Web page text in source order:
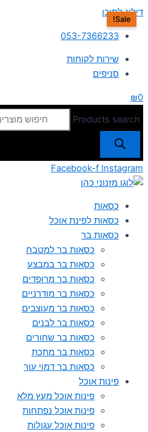
דילוג לתוכן
053-7366233
שירות לקוחות
סניפים
₪0
Products search
Facebook-f Instagram
כסאות
כסאות לפינת אוכל
כסאות בר
כסאות בר למטבח
כסאות בר במבצע
כסאות בר מרופדים
כסאות בר מודרניים
כסאות בר מעוצבים
כסאות בר לבנים
כסאות בר שחורים
כסאות בר מתכת
כסאות בר דמוי עור
פינות אוכל
פינות אוכל מעץ מלא
פינות אוכל נפתחות
פינות אוכל עגולות
Sale!